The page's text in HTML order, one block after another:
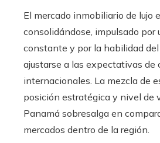
El mercado inmobiliario de lujo
consolidándose, impulsado por
constante y por la habilidad
ajustarse a las expectativas de
internacionales. La mezcla de
posición estratégica y nivel de
Panamá sobresalga en
mercados dentro de la región.